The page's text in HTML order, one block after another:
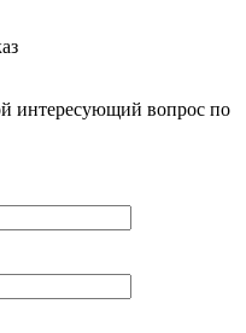
интересующий вопрос по